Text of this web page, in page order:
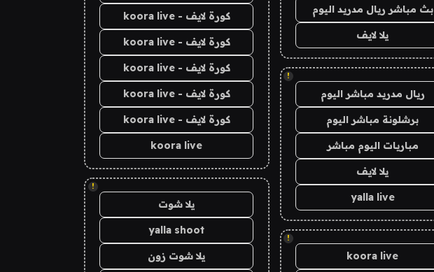
بث مباشر ريال مدريد اليوم
يلا لايف
!
ريال مدريد مباشر اليوم
برشلونة مباشر اليوم
مباريات اليوم مباشر
يلا لايف
yalla live
!
koora live
كورة لايف - koora live
كورة لايف - koora live
كورة لايف - koora live
كورة لايف - koora live
كورة لايف - koora live
koora live
!
يلا شوت
yalla shoot
يلا شوت زون